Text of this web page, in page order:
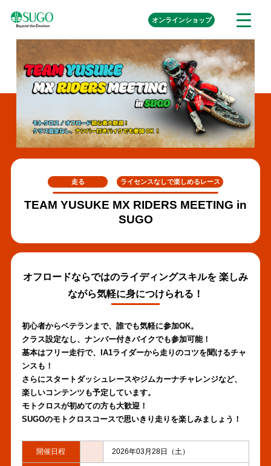
メ
ュ
ー
を
開
く
オンラインショップ外
部
ン
ク
走る ライセンスなしで楽しめるレース
TEAM YUSUKE MX RIDERS MEETING in
SUGO
オフロードならではのライディングスキルを 楽しみ
ながら気軽に身につけられる！
初心者からベテランまで、誰でも気軽に参加OK。
クラス設定なし、ナンバー付きバイクでも参加可能！
基本はフリー走行で、IA1ライダーから走りのコツを聞けるチャ
ンスも！
さらにスタートダッシュレースやジムカーナチャレンジなど、
楽しいコンテンツも予定しています。
モトクロスが初めての方も大歓迎！
SUGOのモトクロスコースで思いきり走りを楽しみましょう！
開催日程 2026年03月28日（土）